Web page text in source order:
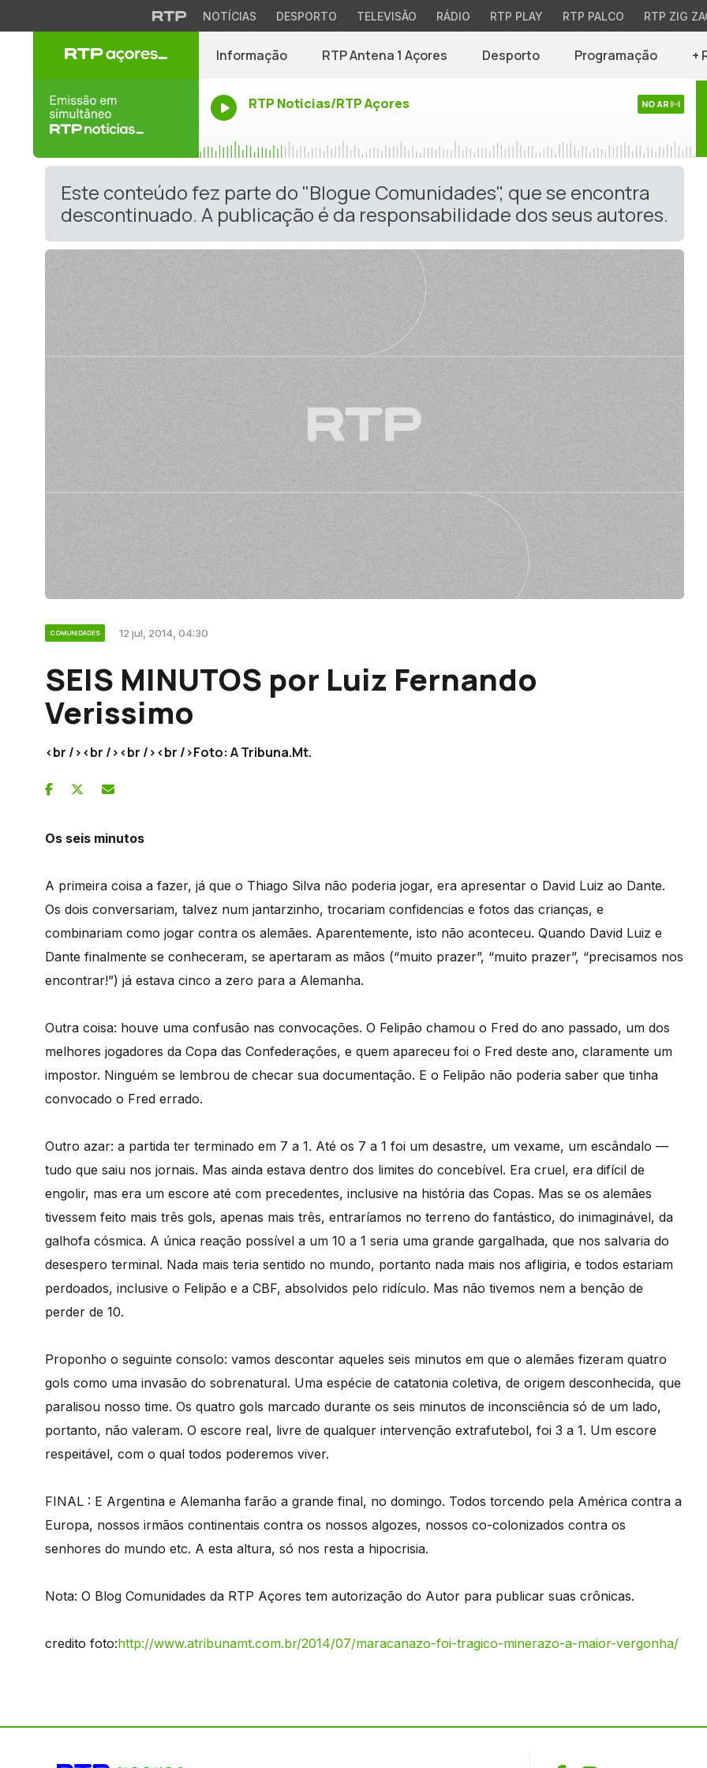
NOTÍCIAS DESPORTO TELEVISÃO RÁDIO RTP PLAY RTP PALCO RTP ZIG
Informação RTP Antena 1 Açores Desporto Programação +
RTP Noticias/RTP Açores NO AR
Este conteúdo fez parte do "Blogue Comunidades", que se encontra
descontinuado. A publicação é da responsabilidade dos seus autores.
COMUNIDADES 12 jul, 2014, 04:30
SEIS MINUTOS por Luiz Fernando
Verissimo
<br /><br /><br /><br />Foto: A Tribuna.Mt.
Os seis minutos
A primeira coisa a fazer, já que o Thiago Silva não poderia jogar, era apresentar o David Luiz ao Dante.
Os dois conversariam, talvez num jantarzinho, trocariam confidencias e fotos das crianças, e
combinariam como jogar contra os alemães. Aparentemente, isto não aconteceu. Quando David Luiz e
Dante finalmente se conheceram, se apertaram as mãos (“muito prazer”, “muito prazer”, “precisamos nos
encontrar!”) já estava cinco a zero para a Alemanha.
Outra coisa: houve uma confusão nas convocações. O Felipão chamou o Fred do ano passado, um dos
melhores jogadores da Copa das Confederações, e quem apareceu foi o Fred deste ano, claramente um
impostor. Ninguém se lembrou de checar sua documentação. E o Felipão não poderia saber que tinha
convocado o Fred errado.
Outro azar: a partida ter terminado em 7 a 1. Até os 7 a 1 foi um desastre, um vexame, um escândalo —
tudo que saiu nos jornais. Mas ainda estava dentro dos limites do concebível. Era cruel, era difícil de
engolir, mas era um escore até com precedentes, inclusive na história das Copas. Mas se os alemães
tivessem feito mais três gols, apenas mais três, entraríamos no terreno do fantástico, do inimaginável, da
galhofa cósmica. A única reação possível a um 10 a 1 seria uma grande gargalhada, que nos salvaria do
desespero terminal. Nada mais teria sentido no mundo, portanto nada mais nos afligiria, e todos estariam
perdoados, inclusive o Felipão e a CBF, absolvidos pelo ridículo. Mas não tivemos nem a benção de
perder de 10.
Proponho o seguinte consolo: vamos descontar aqueles seis minutos em que o alemães fizeram quatro
gols como uma invasão do sobrenatural. Uma espécie de catatonia coletiva, de origem desconhecida, que
paralisou nosso time. Os quatro gols marcado durante os seis minutos de inconsciência só de um lado,
portanto, não valeram. O escore real, livre de qualquer intervenção extrafutebol, foi 3 a 1. Um escore
respeitável, com o qual todos poderemos viver.
FINAL : E Argentina e Alemanha farão a grande final, no domingo. Todos torcendo pela América contra a
Europa, nossos irmãos continentais contra os nossos algozes, nossos co-colonizados contra os
senhores do mundo etc. A esta altura, só nos resta a hipocrisia.
Nota: O Blog Comunidades da RTP Açores tem autorização do Autor para publicar suas crônicas.
credito foto:http://www.atribunamt.com.br/2014/07/maracanazo-foi-tragico-minerazo-a-maior-vergonha/